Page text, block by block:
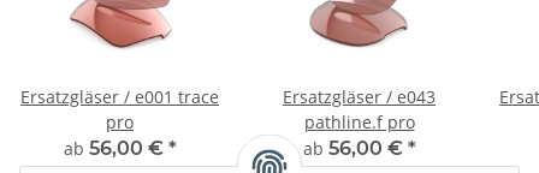
Ersatzgläser / e001 trace
pro
ab 56,00 € *
Ersatzgläser / e043
pathline.f pro
ab 56,00 € *